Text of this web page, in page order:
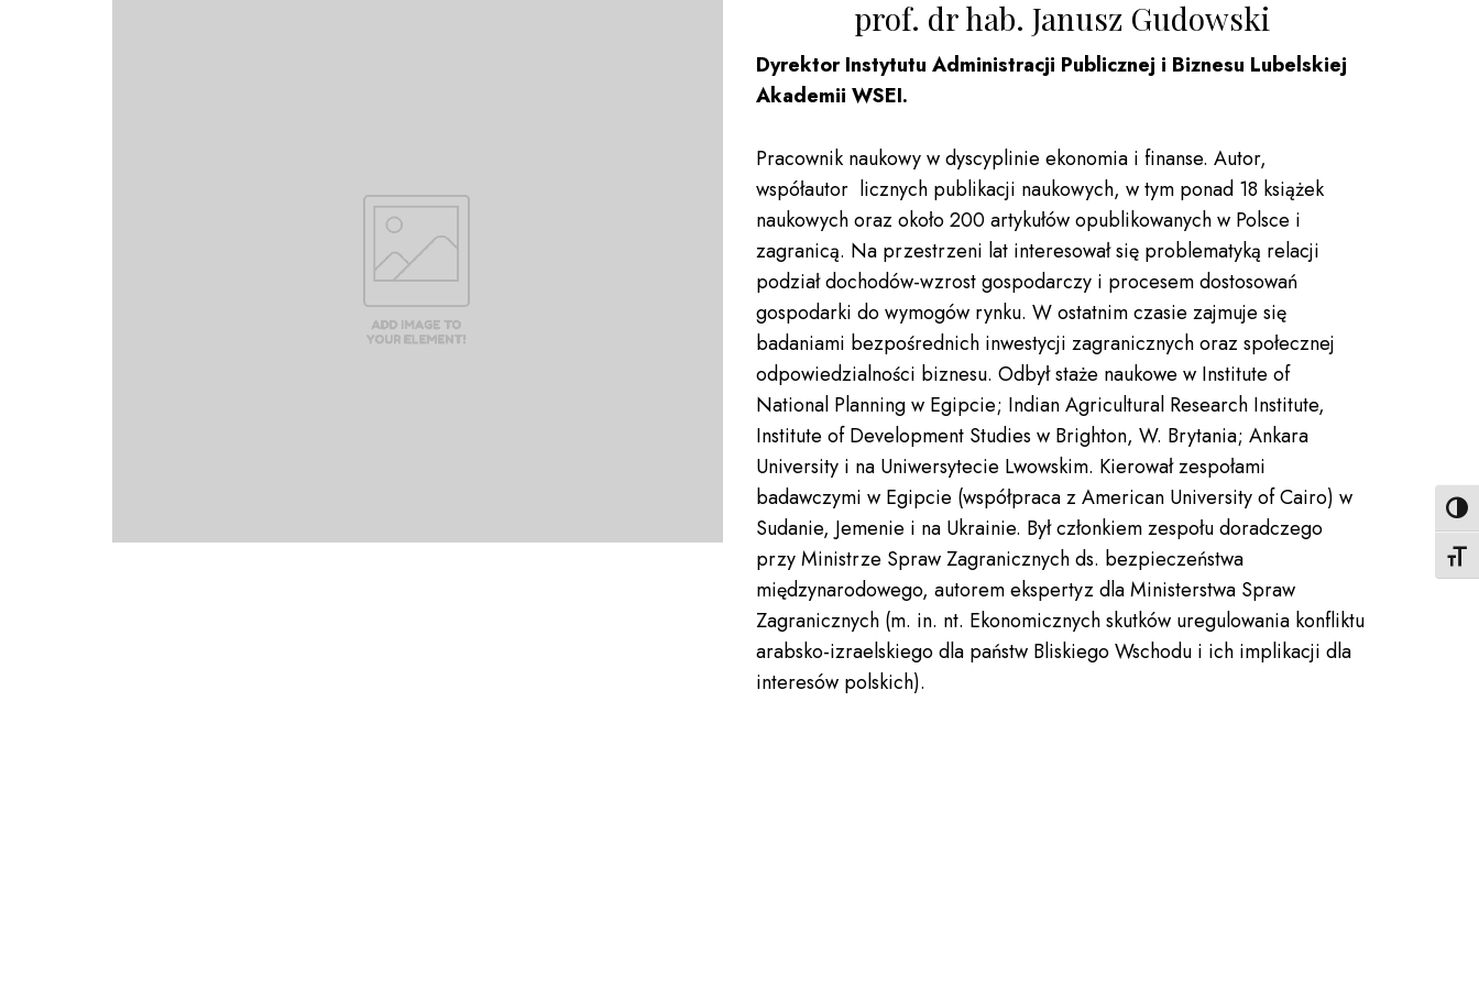
prof. dr hab. Janusz Gudowski
Dyrektor Instytutu Administracji Publicznej i Biznesu Lubelskiej
Akademii WSEI.
Pracownik naukowy w dyscyplinie ekonomia i finanse. Autor,
współautor licznych publikacji naukowych, w tym ponad 18 książek
naukowych oraz około 200 artykułów opublikowanych w Polsce i
zagranicą. Na przestrzeni lat interesował się problematyką relacji
podział dochodów-wzrost gospodarczy i procesem dostosowań
gospodarki do wymogów rynku. W ostatnim czasie zajmuje się
badaniami bezpośrednich inwestycji zagranicznych oraz społecznej
odpowiedzialności biznesu. Odbył staże naukowe w Institute of
National Planning w Egipcie; Indian Agricultural Research Institute,
Institute of Development Studies w Brighton, W. Brytania; Ankara
University i na Uniwersytecie Lwowskim. Kierował zespołami
badawczymi w Egipcie (współpraca z American University of Cairo) w
Sudanie, Jemenie i na Ukrainie. Był członkiem zespołu doradczego
przy Ministrze Spraw Zagranicznych ds. bezpieczeństwa
międzynarodowego, autorem ekspertyz dla Ministerstwa Spraw
Zagranicznych (m. in. nt. Ekonomicznych skutków uregulowania konfliktu
arabsko-izraelskiego dla państw Bliskiego Wschodu i ich implikacji dla
interesów polskich).